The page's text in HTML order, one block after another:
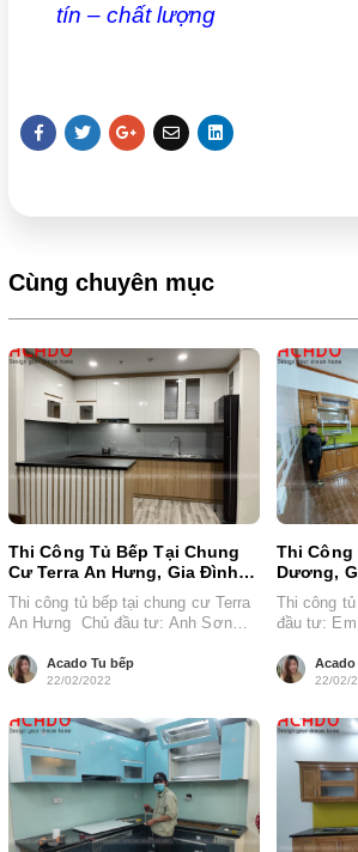
tín – chất lượng
Cùng chuyên mục
Thi Công Tủ Bếp Tại Chung
Cư Terra An Hưng, Gia Đình
Anh Sơn
Thi công tủ bếp tại chung cư Terra
An Hưng Chủ đầu tư: Anh Sơn
Acado Tu bếp
22/02/2022
Thi Công
Dương,
Thi công
đầu tư:
Acado
22/02/